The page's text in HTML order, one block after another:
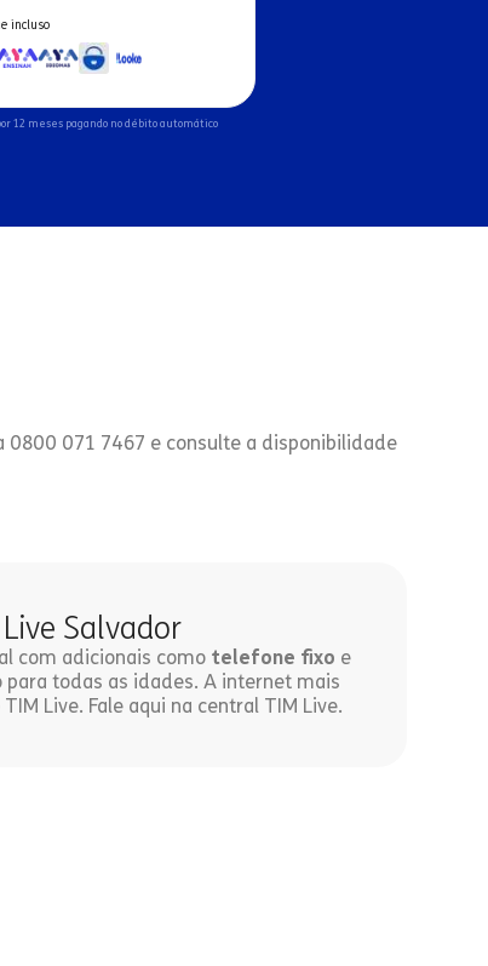
incluso
12 meses pagando no débito automático
0800 071 7467 e consulte a disponibilidade
Salvador
com adicionais como telefone fixo e
todas as idades. A internet mais
Live. Fale aqui na central TIM Live.